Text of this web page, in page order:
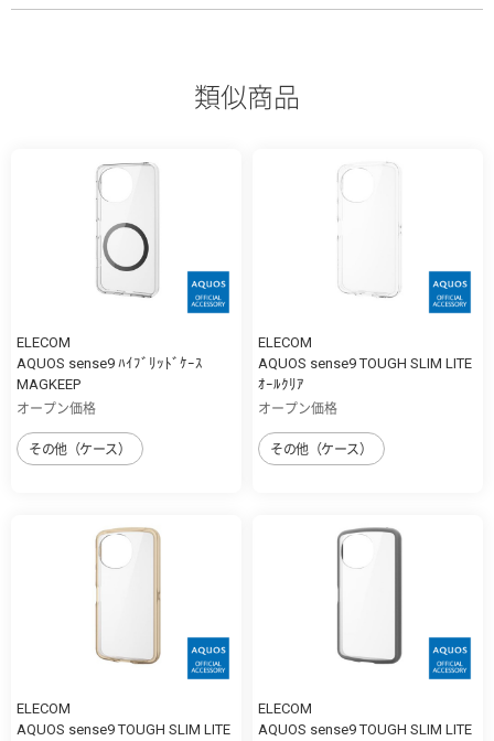
類似商品
ELECOM
AQUOS sense9 ﾊｲﾌﾞﾘｯﾄﾞｹｰｽ
MAGKEEP
オープン価格
その他（ケース）
ELECOM
AQUOS sense9 TOUGH SLIM LITE
ｵｰﾙｸﾘｱ
オープン価格
その他（ケース）
ELECOM
AQUOS sense9 TOUGH SLIM LITE
ELECOM
AQUOS sense9 TOUGH SLIM LITE